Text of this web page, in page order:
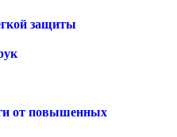
защиты
от повышенных